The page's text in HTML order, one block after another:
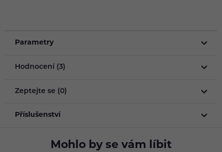
Parametry
Hodnocení (3)
Zeptejte se (0)
Příslušenství
Mohlo by se vám líbit